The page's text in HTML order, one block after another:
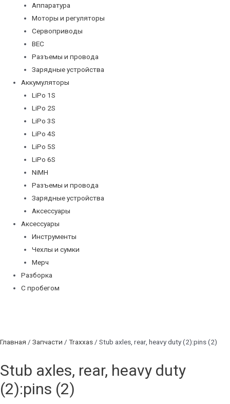
Аппаратура
Моторы и регуляторы
Сервоприводы
BEC
Разъемы и провода
Зарядные устройства
Аккумуляторы
LiPo 1S
LiPo 2S
LiPo 3S
LiPo 4S
LiPo 5S
LiPo 6S
NiMH
Разъемы и провода
Зарядные устройства
Аксессуары
Аксессуары
Инструменты
Чехлы и сумки
Мерч
Разборка
С пробегом
Главная / Запчасти / Traxxas / Stub axles, rear, heavy duty (2):pins (2)
Stub axles, rear, heavy duty
(2):pins (2)